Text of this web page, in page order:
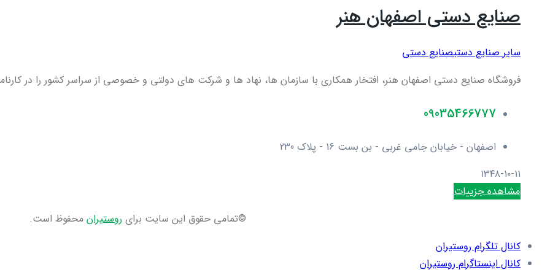
صنایع دستی اصفهان هنر
سایر صنایع دستیصنایع دستی
فروشگاه صنایع دستی اصفهان هنر، افتخار همکاری با سازمان ها، نهاد ها و شرکت های دولتی و خصوصی از سراسر کشور را در
09035466777
اصفهان - خیابان جامی غربی - بن بست 16 - پلاک 230
۱۳۴۸-۱۰-۱۱
مشاهده جزییات
©تمامی حقوق این سایت برای روستیران محفوظ است.
کانال تلگرام روستیران
کانال اینستاگرام روستیران